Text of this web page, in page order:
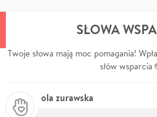
SŁOWA
Twoje słowa mają moc pomagania!
słów wsparcia
ola zurawska